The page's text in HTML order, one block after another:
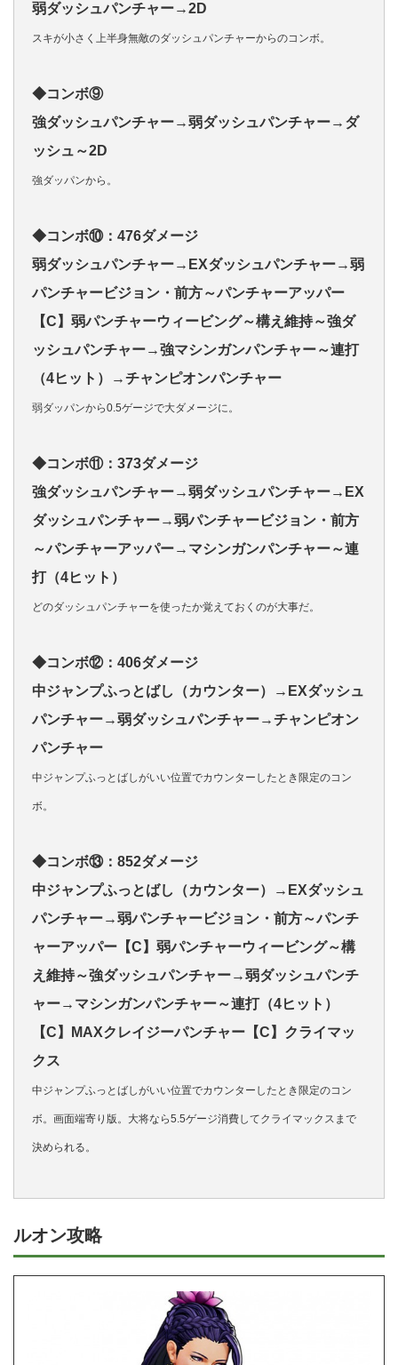
弱ダッシュパンチャー→2D
スキが小さく上半身無敵のダッシュパンチャーからのコンボ。
◆コンボ⑨
強ダッシュパンチャー→弱ダッシュパンチャー→ダ
ッシュ～2D
強ダッパンから。
◆コンボ⑩：476ダメージ
弱ダッシュパンチャー→EXダッシュパンチャー→弱
パンチャービジョン・前方～パンチャーアッパー
【C】弱パンチャーウィービング～構え維持～強ダ
ッシュパンチャー→強マシンガンパンチャー～連打
（4ヒット）→チャンピオンパンチャー
弱ダッパンから0.5ゲージで大ダメージに。
◆コンボ⑪：373ダメージ
強ダッシュパンチャー→弱ダッシュパンチャー→EX
ダッシュパンチャー→弱パンチャービジョン・前方
～パンチャーアッパー→マシンガンパンチャー～連
打（4ヒット）
どのダッシュパンチャーを使ったか覚えておくのが大事だ。
◆コンボ⑫：406ダメージ
中ジャンプふっとばし（カウンター）→EXダッシュ
パンチャー→弱ダッシュパンチャー→チャンピオン
パンチャー
中ジャンプふっとばしがいい位置でカウンターしたとき限定のコン
ボ。
◆コンボ⑬：852ダメージ
中ジャンプふっとばし（カウンター）→EXダッシュ
パンチャー→弱パンチャービジョン・前方～パンチ
ャーアッパー【C】弱パンチャーウィービング～構
え維持～強ダッシュパンチャー→弱ダッシュパンチ
ャー→マシンガンパンチャー～連打（4ヒット）
【C】MAXクレイジーパンチャー【C】クライマッ
クス
中ジャンプふっとばしがいい位置でカウンターしたとき限定のコン
ボ。画面端寄り版。大将なら5.5ゲージ消費してクライマックスまで
決められる。
ルオン攻略